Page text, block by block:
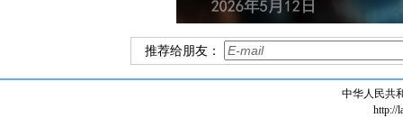
推荐给朋友：
中华人民共
http://